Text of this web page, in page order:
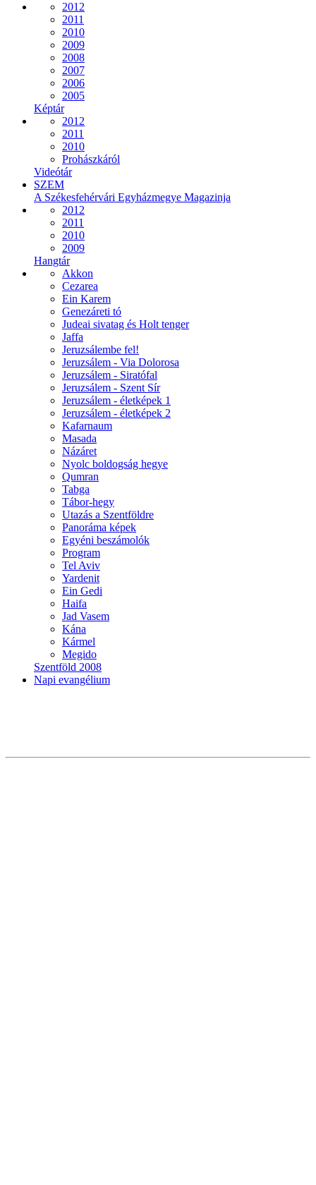
2012
2011
2010
2009
2008
2007
2006
2005
Képtár
2012
2011
2010
Prohászkáról
Videótár
SZEM
A Székesfehérvári Egyházmegye Magazinja
2012
2011
2010
2009
Hangtár
Akkon
Cezarea
Ein Karem
Genezáreti tó
Judeai sivatag és Holt tenger
Jaffa
Jeruzsálembe fel!
Jeruzsálem - Via Dolorosa
Jeruzsálem - Siratófal
Jeruzsálem - Szent Sír
Jeruzsálem - életképek 1
Jeruzsálem - életképek 2
Kafarnaum
Masada
Názáret
Nyolc boldogság hegye
Qumran
Tabga
Tábor-hegy
Utazás a Szentföldre
Panoráma képek
Egyéni beszámolók
Program
Tel Aviv
Yardenit
Ein Gedi
Haifa
Jad Vasem
Kána
Kármel
Megido
Szentföld 2008
Napi evangélium